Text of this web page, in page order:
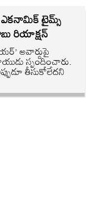
ఎకనామిక్ టైమ్స్
రియాక్షన్
అవార్డుపై
స్పందించారు.
తీసుకోలేదని